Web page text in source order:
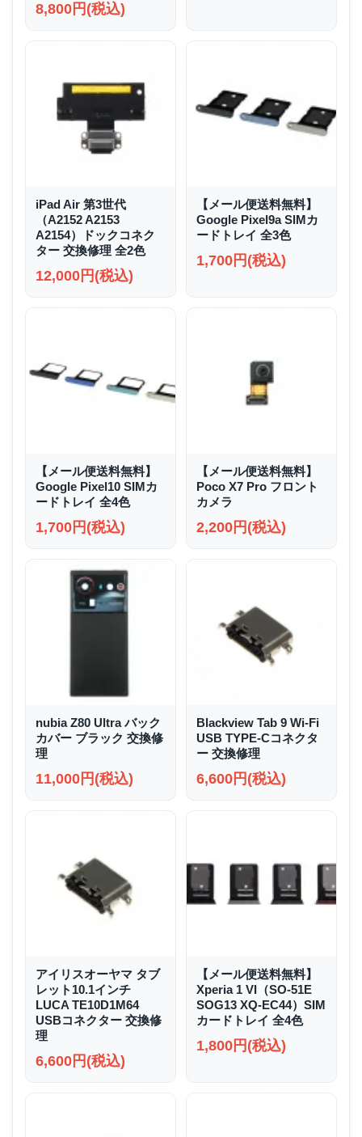
8,800円(税込)
iPad Air 第3世代
（A2152 A2153
A2154）ドックコネク
ター 交換修理 全2色
12,000円(税込)
【メール便送料無料】
Google Pixel9a SIMカ
ードトレイ 全3色
1,700円(税込)
【メール便送料無料】
Google Pixel10 SIMカ
ードトレイ 全4色
1,700円(税込)
【メール便送料無料】
Poco X7 Pro フロント
カメラ
2,200円(税込)
nubia Z80 Ultra バック
カバー ブラック 交換修
理
11,000円(税込)
Blackview Tab 9 Wi-Fi
USB TYPE-Cコネクタ
ー 交換修理
6,600円(税込)
アイリスオーヤマ タブ
レット10.1インチ
LUCA TE10D1M64
USBコネクター 交換修
理
6,600円(税込)
【メール便送料無料】
Xperia 1 VI（SO-51E
SOG13 XQ-EC44）SIM
カードトレイ 全4色
1,800円(税込)